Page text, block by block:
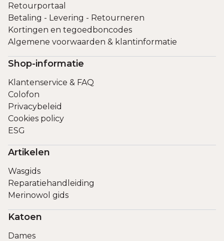
Retourportaal
Betaling - Levering - Retourneren
Kortingen en tegoedboncodes
Algemene voorwaarden & klantinformatie
Shop-informatie
Klantenservice & FAQ
Colofon
Privacybeleid
Cookies policy
ESG
Artikelen
Wasgids
Reparatiehandleiding
Merinowol gids
Katoen
Dames